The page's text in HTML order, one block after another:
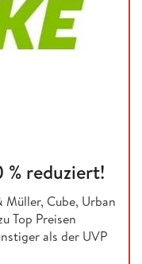
% reduziert!
Müller, Cube, Urban
Top Preisen
als der UVP